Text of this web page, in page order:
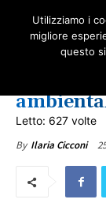
Letto: 627 volte
By Ilaria Cicconi
Utilizziamo i
migliore
questo